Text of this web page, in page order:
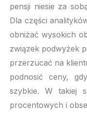
pensji niesie za
Dla części
obniżać wysokich
związek podwyżek
przerzucać na
podnosić ceny,
szybkie. W takiej
procentowych i